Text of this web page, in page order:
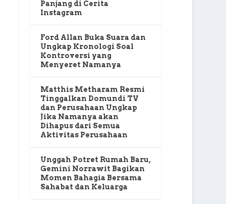
Panjang di Cerita
Instagram
Ford Allan Buka Suara dan
Ungkap Kronologi Soal
Kontroversi yang
Menyeret Namanya
Matthis Metharam Resmi
Tinggalkan Domundi TV
dan Perusahaan Ungkap
Jika Namanya akan
Dihapus dari Semua
Aktivitas Perusahaan
Unggah Potret Rumah Baru,
Gemini Norrawit Bagikan
Momen Bahagia Bersama
Sahabat dan Keluarga